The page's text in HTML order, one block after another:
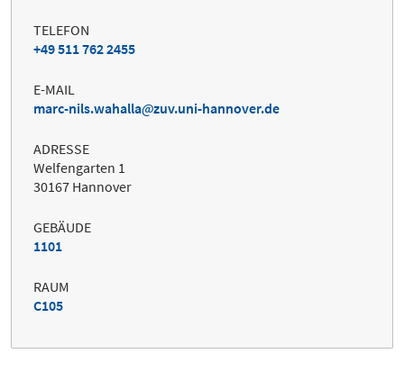
TELEFON
+49 511 762 2455
E-MAIL
marc-nils.wahalla
zuv.uni-hannover.de
ADRESSE
Welfengarten 1
30167 Hannover
GEBÄUDE
1101
RAUM
C105